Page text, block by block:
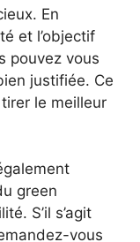
En
et l’objectif
pouvez vous
justifiée. Ce
le meilleur
green
S’il s’agit
vous